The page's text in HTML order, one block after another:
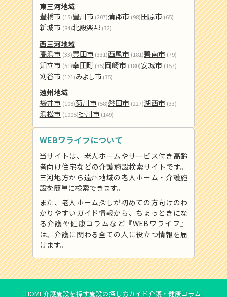
東三河地域
豊橋市 (15)豊川市 (207)蒲郡市 (98)田原市 (65)
新城市 (84)北設楽郡 (32)
西三河地域
高浜市 (33)豊田市 (331)西尾市 (181)碧南市 (79)
知立市 (51)幸田町 (35)岡崎市 (180)安城市 (157)
刈谷市 (121)みよし市 (35)
遠州地域
袋井市 (108)菊川市 (58)磐田市 (227)湖西市 (33)
浜松市 (1005)掛川市 (149)
WEBワライフについて
当サイトは、老人ホームやサービス付き高齢
者向け住宅などの介護施設検索サイトです。
三河地方から遠州地域の老人ホーム・介護施
設を簡単に検索できます。
また、老人ホーム探しが初めての方向けのわ
かりやすいガイド情報から、ちょっときにな
る介護や健康コラムなど『WEBワライフ』
は、介護に関わる全ての人に役立つ情報を届
けます。
HOME介護施設を探す施設の探し方ガイド介護・健康コラム